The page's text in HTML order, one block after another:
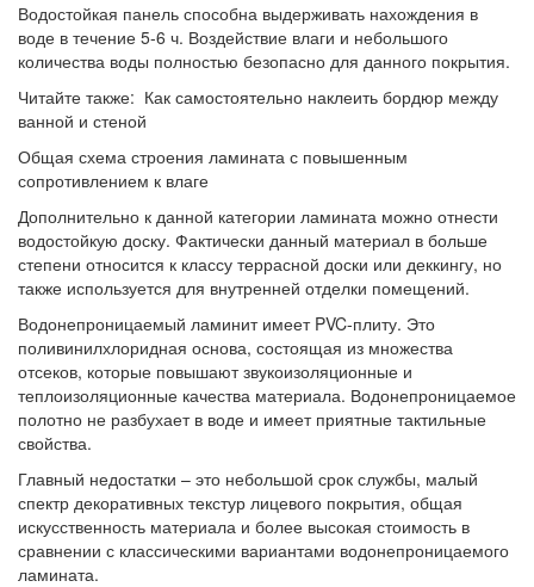
Водостойкая панель способна выдерживать нахождения в
воде в течение 5-6 ч. Воздействие влаги и небольшого
количества воды полностью безопасно для данного покрытия.
Читайте также: Как самостоятельно наклеить бордюр между
ванной и стеной
Общая схема строения ламината с повышенным
сопротивлением к влаге
Дополнительно к данной категории ламината можно отнести
водостойкую доску. Фактически данный материал в больше
степени относится к классу террасной доски или деккингу, но
также используется для внутренней отделки помещений.
Водонепроницаемый ламинит имеет PVC-плиту. Это
поливинилхлоридная основа, состоящая из множества
отсеков, которые повышают звукоизоляционные и
теплоизоляционные качества материала. Водонепроницаемое
полотно не разбухает в воде и имеет приятные тактильные
свойства.
Главный недостатки – это небольшой срок службы, малый
спектр декоративных текстур лицевого покрытия, общая
искусственность материала и более высокая стоимость в
сравнении с классическими вариантами водонепроницаемого
ламината.